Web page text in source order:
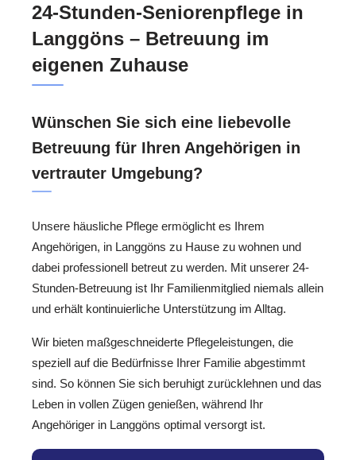
24-Stunden-Seniorenpflege in
Langgöns – Betreuung im
eigenen Zuhause
Wünschen Sie sich eine liebevolle
Betreuung für Ihren Angehörigen in
vertrauter Umgebung?
Unsere häusliche Pflege ermöglicht es Ihrem
Angehörigen, in Langgöns zu Hause zu wohnen und
dabei professionell betreut zu werden. Mit unserer 24-
Stunden-Betreuung ist Ihr Familienmitglied niemals allein
und erhält kontinuierliche Unterstützung im Alltag.
Wir bieten maßgeschneiderte Pflegeleistungen, die
speziell auf die Bedürfnisse Ihrer Familie abgestimmt
sind. So können Sie sich beruhigt zurücklehnen und das
Leben in vollen Zügen genießen, während Ihr
Angehöriger in Langgöns optimal versorgt ist.